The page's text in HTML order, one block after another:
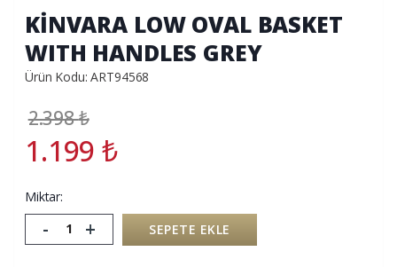
KİNVARA LOW OVAL BASKET
WITH HANDLES GREY
Ürün Kodu: ART94568
2.398₺
1.199₺
Miktar:
- + SEPETE EKLE